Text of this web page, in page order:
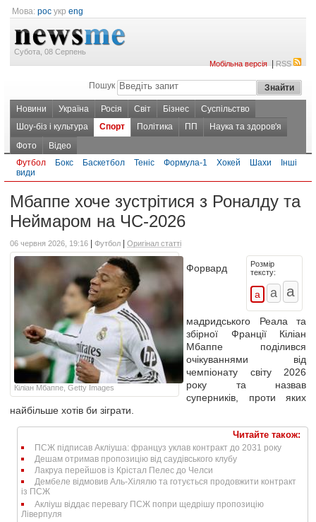
Мова: рос укр eng
Субота, 08 Серпень
Мобільна версія|RSS
Пошук
Новини Україна Росія Світ Бізнес
Суспільство
Шоу-біз і культура
Спорт Політика ПП
Наука та здоров'я
Фото
Відео
Футбол
Бокс Баскетбол Теніс Формула-1 Хокей Шахи
Інші
види
Мбаппе хоче зустрітися з Роналду та
Неймаром на ЧС-2026
06 червня 2026, 19:16 Футбол Оригінал статті
Кіліан Мбаппе, Getty Images
Розмір
тексту:
Форвард
мадридського Реала та
збірної Франції Кіліан
Мбаппе поділився
очікуваннями від
чемпіонату світу 2026
року та назвав
суперників, проти яких
найбільше хотів би зіграти.
Читайте також:
ПСЖ підписав Акліуша: француз уклав контракт до 2031 року
Дешам отримав пропозицію від саудівського клубу
Лакруа перейшов із Крістал Пелес до Челси
Дембеле відмовив Аль-Хілялю та готується продовжити контракт
із ПСЖ
Акліуш віддає перевагу ПСЖ попри щедрішу пропозицію
Ліверпуля